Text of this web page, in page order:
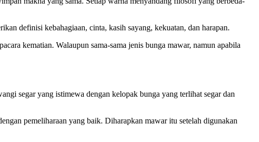
definisi kebahagiaan, cinta, kasih sayang, kekuatan, dan harapan.
kematian. Walaupun sama-sama jenis bunga mawar, namun apabila
segar yang istimewa dengan kelopak bunga yang terlihat segar dan
pemeliharaan yang baik. Diharapkan mawar itu setelah digunakan